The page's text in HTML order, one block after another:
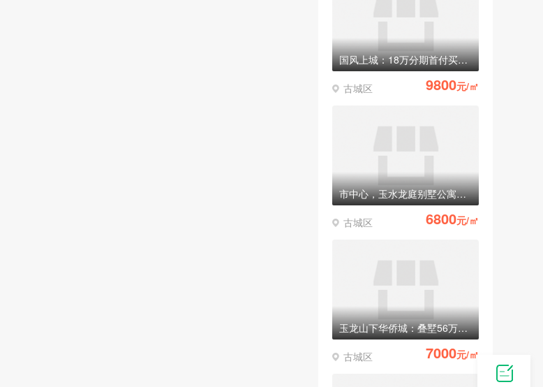
国风上城：18万分期首付买别墅，准现房
古城区 9800元/㎡
市中心，玉水龙庭别墅公寓全部清盘！稀有纯一楼商铺只有最后3套！
古城区 6800元/㎡
玉龙山下华侨城：叠墅56万元/套起
古城区 7000元/㎡